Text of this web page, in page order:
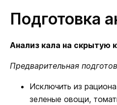
Подготовка
Анализ кала на скрытую
Предварительная
Исключить из
зеленые овощи,